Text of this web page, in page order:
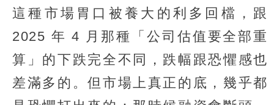
這種市場胃口被養大的利多回檔，跟
2025 年 4 月那種「公司估值要全部重
算」的下跌完全不同，跌幅跟恐懼感也
差滿多的。但市場上真正的底，幾乎都